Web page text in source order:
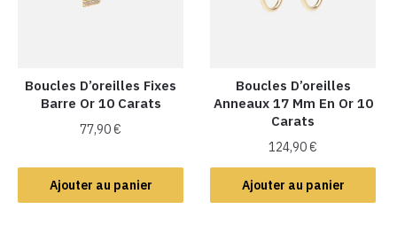
Boucles D’oreilles Fixes
Barre Or 10 Carats
77,90€
Ajouter au panier
Boucles D’oreilles
Anneaux 17 Mm En Or 10
Carats
124,90€
Ajouter au panier